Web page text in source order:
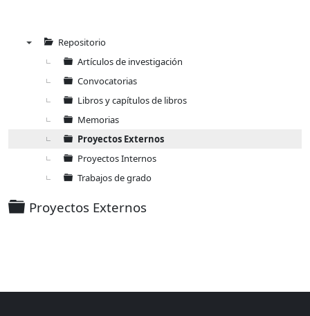
Repositorio
Artículos de investigación
Convocatorias
Libros y capítulos de libros
Memorias
Proyectos Externos
Proyectos Internos
Trabajos de grado
Carpeta
Proyectos Externos